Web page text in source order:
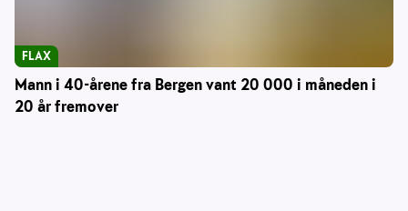
Mann i 40-årene fra Bergen vant 20 000 i måneden i
20 år fremover
FLAX